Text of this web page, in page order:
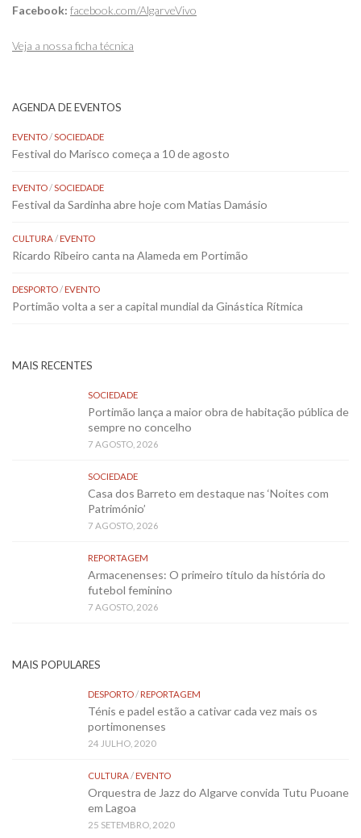
Facebook: facebook.com/AlgarveVivo
Veja a nossa ficha técnica
AGENDA DE EVENTOS
EVENTO/SOCIEDADE
Festival do Marisco começa a 10 de agosto
EVENTO/SOCIEDADE
Festival da Sardinha abre hoje com Matias Damásio
CULTURA/EVENTO
Ricardo Ribeiro canta na Alameda em Portimão
DESPORTO/EVENTO
Portimão volta a ser a capital mundial da Ginástica Rítmica
MAIS RECENTES
SOCIEDADE
Portimão lança a maior obra de habitação pública de
sempre no concelho
7 AGOSTO, 2026
SOCIEDADE
Casa dos Barreto em destaque nas ‘Noites com
Património’
7 AGOSTO, 2026
REPORTAGEM
Armacenenses: O primeiro título da história do
futebol feminino
7 AGOSTO, 2026
MAIS POPULARES
DESPORTO/REPORTAGEM
Ténis e padel estão a cativar cada vez mais os
portimonenses
24 JULHO, 2020
CULTURA/EVENTO
Orquestra de Jazz do Algarve convida Tutu Puoane
em Lagoa
25 SETEMBRO, 2020